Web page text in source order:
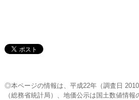
◎本ページの情報は、平成22年（調査日
（総務省統計局）、地価公示は国土数値情